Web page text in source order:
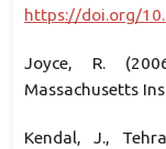
https://doi.org/
Joyce, R.
Massachusetts
Kendal, J.,